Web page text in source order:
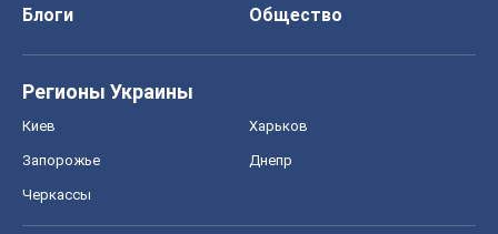
Блоги
Общество
Регионы Украины
Киев Харьков
Запорожье Днепр
Черкассы